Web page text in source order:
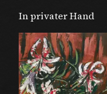
In privater Hand